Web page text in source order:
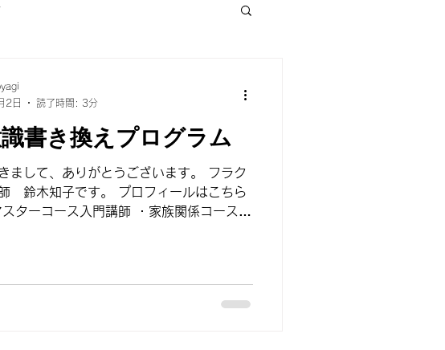
変える魔法の講座
ド講座
書き換えプログラム
まして、ありがとうございます。 フラク
です。 プロフィールはこちら
ターコース入門講師 ・家族関係コース講
2日
読了時間: 3分